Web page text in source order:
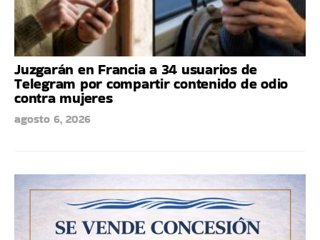
Juzgarán en Francia a 34 usuarios de
Telegram por compartir contenido de odio
contra mujeres
agosto 6, 2026